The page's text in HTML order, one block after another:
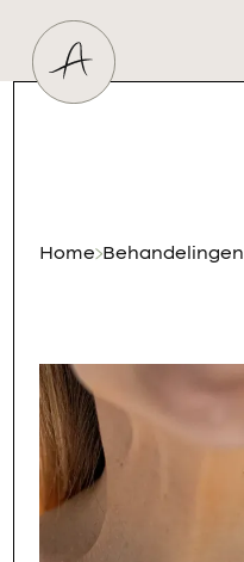
Huidtherapeut
Home Behandelingen